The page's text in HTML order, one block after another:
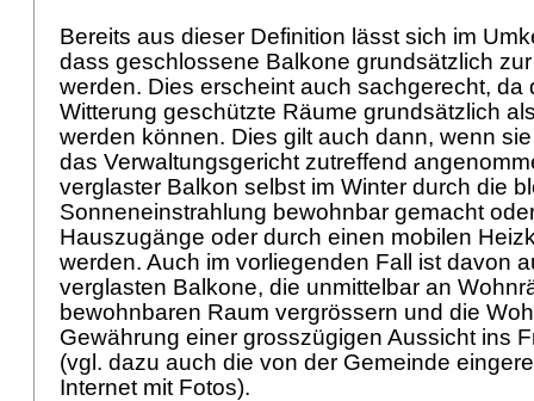
Bereits aus dieser Definition lässt sich im
dass geschlossene Balkone grundsätzlich
werden. Dies erscheint auch sachgerecht, da
Witterung geschützte Räume grundsätzlich
werden können. Dies gilt auch dann, wenn
das Verwaltungsgericht zutreffend
verglaster Balkon selbst im Winter durch die
Sonneneinstrahlung bewohnbar gemacht
Hauszugänge oder durch einen mobilen
werden. Auch im vorliegenden Fall ist davon
verglasten Balkone, die unmittelbar an
bewohnbaren Raum vergrössern und die
Gewährung einer grosszügigen Aussicht ins
(vgl. dazu auch die von der Gemeinde
Internet mit Fotos).